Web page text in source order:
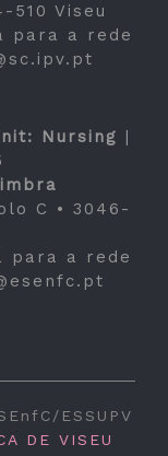
510 Viseu
para a rede
Nursing |
C • 3046-
para a rede
ESSUPV
DE VISEU